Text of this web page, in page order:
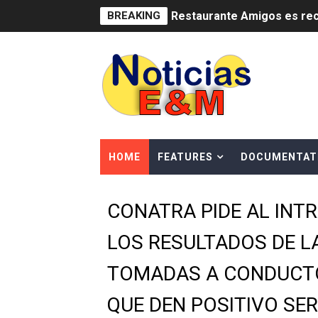
BREAKING Restaurante Amigos es
SNS y el SRSO actualizan
Osiris de León responde a
DGPCF: 55 años
Operativo interagencial
-Propeep y Gestión
Ministerio de Defensa
MICM y CECCOM
Bienes Nacionales
HOME FEATURES
CONATRA PIDE AL
LOS RESULTADOS DE
TOMADAS A
QUE DEN POSITIVO